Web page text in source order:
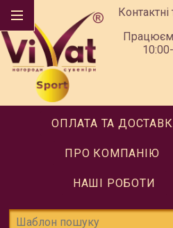
ОПЛАТА ТА
ПРО КОМПАНІЮ
НАШІ РОБОТИ